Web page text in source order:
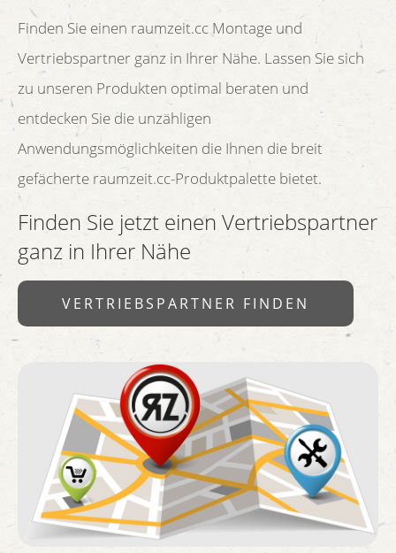
Finden Sie einen raumzeit.cc Montage und
Vertriebspartner ganz in Ihrer Nähe. Lassen Sie sich
zu unseren Produkten optimal beraten und
entdecken Sie die unzähligen
Anwendungsmöglichkeiten die Ihnen die breit
gefächerte raumzeit.cc-Produktpalette bietet.
Finden Sie jetzt einen Vertriebspartner
ganz in Ihrer Nähe
VERTRIEBSPARTNER FINDEN